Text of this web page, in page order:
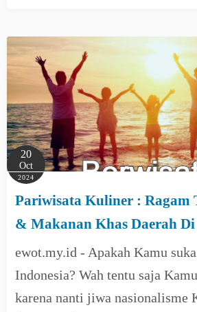
20
Oct
2024
Pariwisata Kuliner : Ragam
& Makanan Khas Daerah
ewot.my.id - Apakah Kamu
Indonesia? Wah tentu saja
karena nanti jiwa nasionalisme